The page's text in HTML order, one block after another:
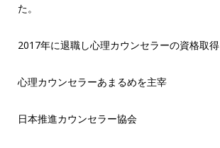
た。
2017年に退職し心理カウンセラーの資格取得
心理カウンセラーあまるめを主宰
日本推進カウンセラー協会